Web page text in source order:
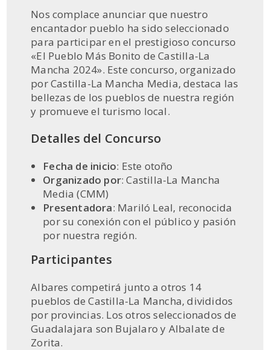
Nos complace anunciar que nuestro
encantador pueblo ha sido seleccionado
para participar en el prestigioso concurso
«El Pueblo Más Bonito de Castilla-La
Mancha 2024». Este concurso, organizado
por Castilla-La Mancha Media, destaca las
bellezas de los pueblos de nuestra región
y promueve el turismo local.
Detalles del Concurso
Fecha de inicio: Este otoño
Organizado por: Castilla-La Mancha
Media (CMM)
Presentadora: Mariló Leal, reconocida
por su conexión con el público y pasión
por nuestra región.
Participantes
Albares competirá junto a otros 14
pueblos de Castilla-La Mancha, divididos
por provincias. Los otros seleccionados de
Guadalajara son Bujalaro y Albalate de
Zorita.